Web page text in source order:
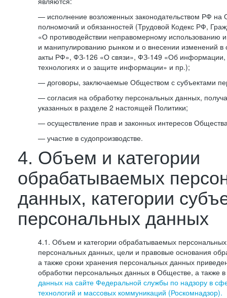
— исполнение возложенных законодательством РФ на
полномочий и обязанностей (Трудовой Кодекс РФ,
«О противодействии неправомерному использованию
и манипулированию рынком и о внесении изменений в
акты РФ», ФЗ-126 «О связи», ФЗ-149 «Об
технологиях и о защите информации» и пр.);
— договоры, заключаемые Обществом с субъектами
— согласия на обработку персональных данных,
указанных в разделе 2 настоящей Политики;
— осуществление прав и законных интересов
— участие в судопроизводстве.
4. Объем и категории
обрабатываемых
данных, категории
персональных данных
4.1. Объем и категории обрабатываемых персональных
персональных данных, цели и правовые основания
а также сроки хранения персональных данных
обработки персональных данных в Обществе, а также в
данных на сайте Федеральной службы по надзору в
технологий и массовых коммуникаций (Роскомнадзор).